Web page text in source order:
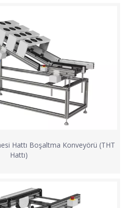
Hattı Boşaltma Konveyörü (THT
Hattı)